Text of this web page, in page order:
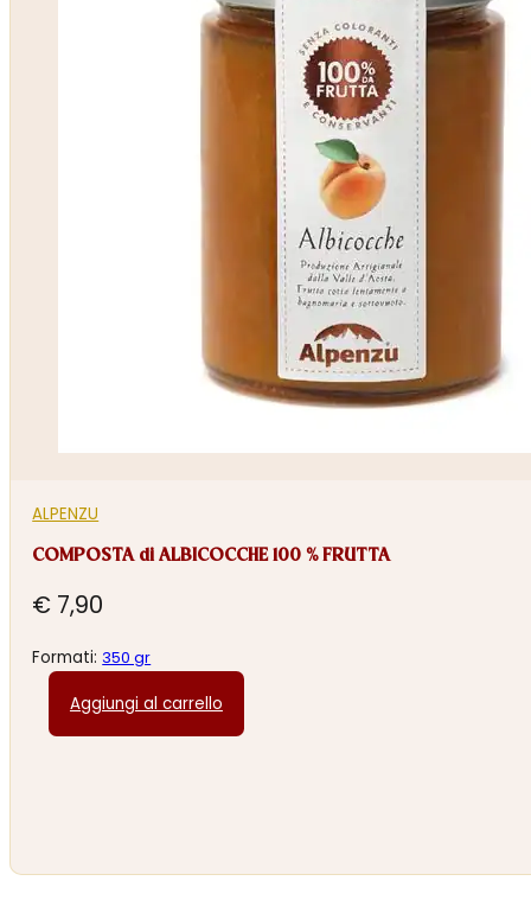
ALPENZU
COMPOSTA di ALBICOCCHE 100 % FRUTTA
€ 7,90
Formati:350 gr
Aggiungi al carrello